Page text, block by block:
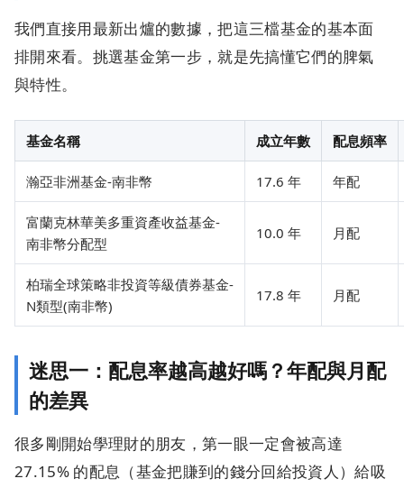
我們直接用最新出爐的數據，把這三檔基金的基本面
排開來看。挑選基金第一步，就是先搞懂它們的脾氣
與特性。
基金名稱 成立年數 配息頻率
瀚亞非洲基金-南非幣 17.6 年 年配
富蘭克林華美多重資產收益基金-
南非幣分配型
10.0 年 月配
柏瑞全球策略非投資等級債券基金-
N類型(南非幣)
17.8 年 月配
迷思一：配息率越高越好嗎？年配與月配
的差異
很多剛開始學理財的朋友，第一眼一定會被高達
27.15% 的配息（基金把賺到的錢分回給投資人）給吸